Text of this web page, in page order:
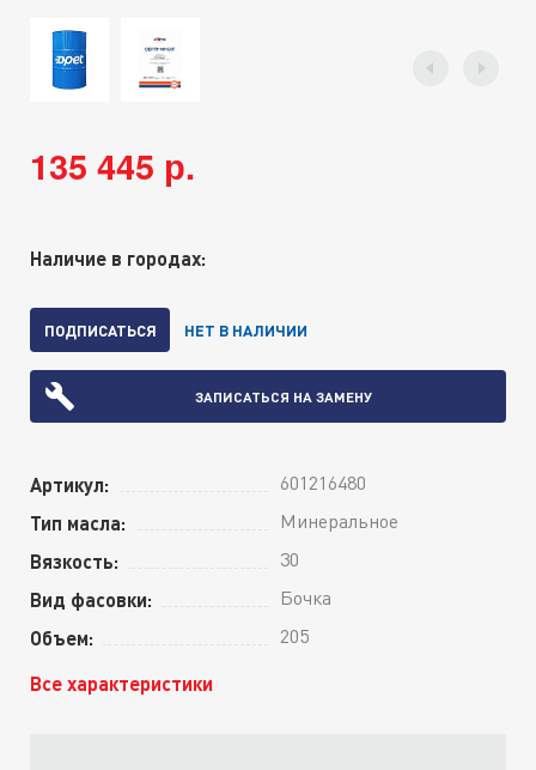
135 445 р.
Наличие в городах:
ПОДПИСАТЬСЯ НЕТ В НАЛИЧИИ
ЗАПИСАТЬСЯ НА ЗАМЕНУ
Артикул: 601216480
Тип масла: Минеральное
Вязкость: 30
Вид фасовки: Бочка
Объем: 205
Все характеристики